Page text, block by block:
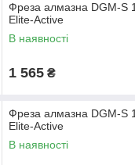
Фреза алмазна DGM-
Elite-Active
В наявності
1 565 ₴
Фреза алмазна DGM-
Elite-Active
В наявності